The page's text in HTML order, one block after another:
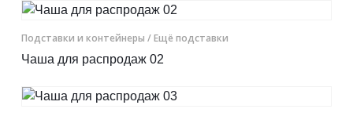
Подставки и контейнеры / Ещё подставки
Чаша для распродаж 02